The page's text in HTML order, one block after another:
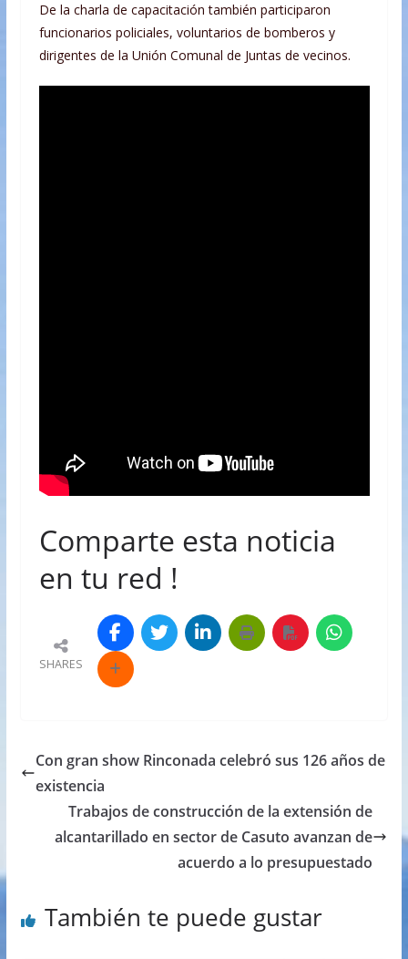
De la charla de capacitación también participaron
funcionarios policiales, voluntarios de bomberos y
dirigentes de la Unión Comunal de Juntas de vecinos.
Comparte esta noticia
en tu red !
SHARES
Con gran show Rinconada celebró sus 126 años de
existencia
Trabajos de construcción de la extensión de
alcantarillado en sector de Casuto avanzan de
acuerdo a lo presupuestado
También te puede gustar